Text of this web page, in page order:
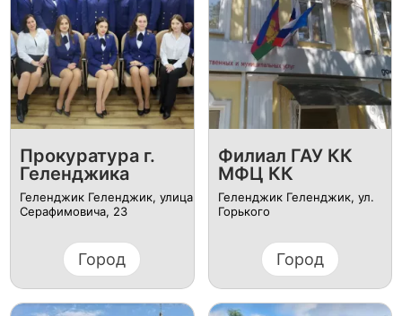
Прокуратура г.
Геленджика
Геленджик Геленджик, улица
Серафимовича, 23
Город
Филиал ГАУ КК
МФЦ КК
Геленджик Геленджик, ул.
Горького
Город